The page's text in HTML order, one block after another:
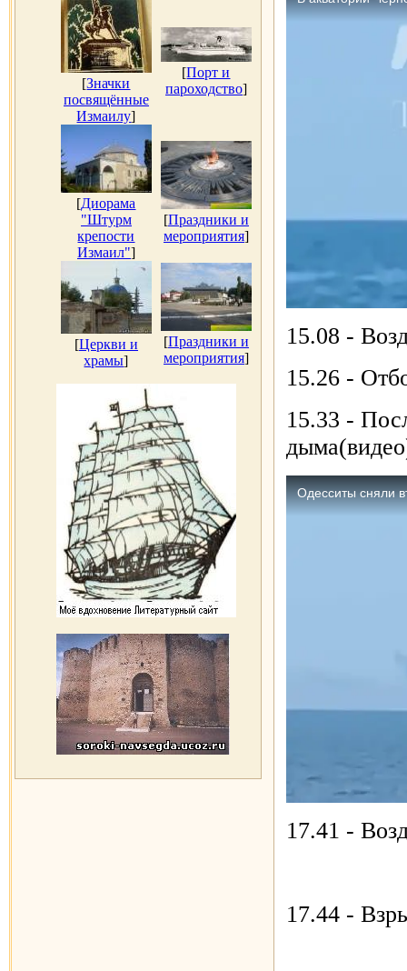
[Значки
посвящённые
Измаилу]
[Порт и
пароходство]
[Диорама
"Штурм
крепости
Измаил"]
[Праздники и
мероприятия]
[Церкви и
храмы]
[Праздники и
мероприятия]
15.08 -
15.26 -
15.33 -
17.41 -
17.44 -